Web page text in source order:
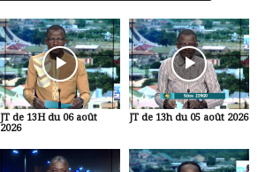
JT de 13H du 06 août
2026
JT de 13h du 05 août 2026